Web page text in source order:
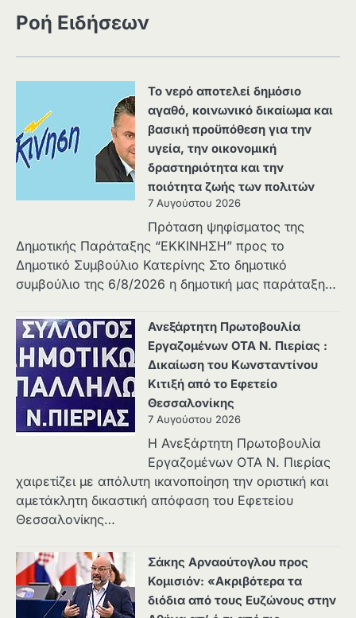
Ροή Ειδήσεων
Το νερό αποτελεί δημόσιο
αγαθό, κοινωνικό δικαίωμα και
βασική προϋπόθεση για την
υγεία, την οικονομική
δραστηριότητα και την
ποιότητα ζωής των πολιτών
7 Αυγούστου 2026
Πρόταση ψηφίσματος της
Δημοτικής Παράταξης “ΕΚΚΙΝΗΣΗ” προς το
Δημοτικό Συμβούλιο Κατερίνης Στο δημοτικό
συμβούλιο της 6/8/2026 η δημοτική μας παράταξη…
Ανεξάρτητη Πρωτοβουλία
Εργαζομένων ΟΤΑ Ν. Πιερίας :
Δικαίωση του Κωνσταντίνου
Κιτιξή από το Εφετείο
Θεσσαλονίκης
7 Αυγούστου 2026
Η Ανεξάρτητη Πρωτοβουλία
Εργαζομένων ΟΤΑ Ν. Πιερίας
χαιρετίζει με απόλυτη ικανοποίηση την οριστική και
αμετάκλητη δικαστική απόφαση του Εφετείου
Θεσσαλονίκης…
Σάκης Αρναούτογλου προς
Κομισιόν: «Ακριβότερα τα
διόδια από τους Ευζώνους στην